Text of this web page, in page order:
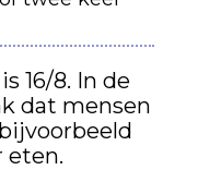
16/8. In de
dat mensen
eten.